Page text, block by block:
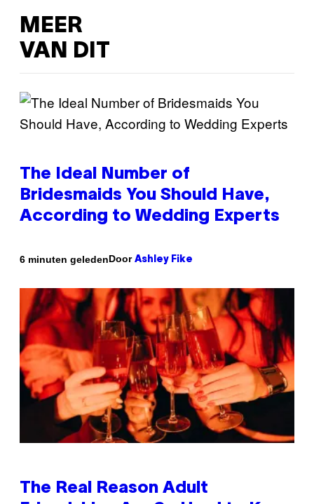
MEER
VAN DIT
The Ideal Number of
Bridesmaids You Should Have,
According to Wedding Experts
6 minuten geledenDoor Ashley Fike
The Real Reason Adult